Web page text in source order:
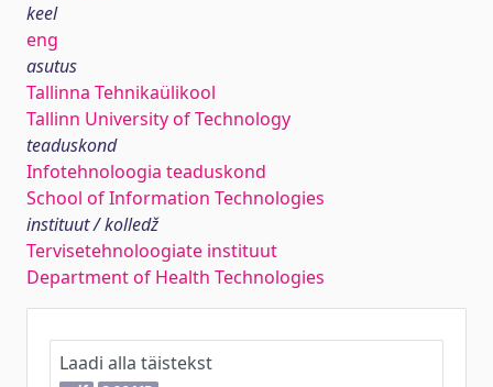
keel
eng
asutus
Tallinna Tehnikaülikool
Tallinn University of Technology
teaduskond
Infotehnoloogia teaduskond
School of Information Technologies
instituut / kolledž
Tervisetehnoloogiate instituut
Department of Health Technologies
Laadi alla täistekst